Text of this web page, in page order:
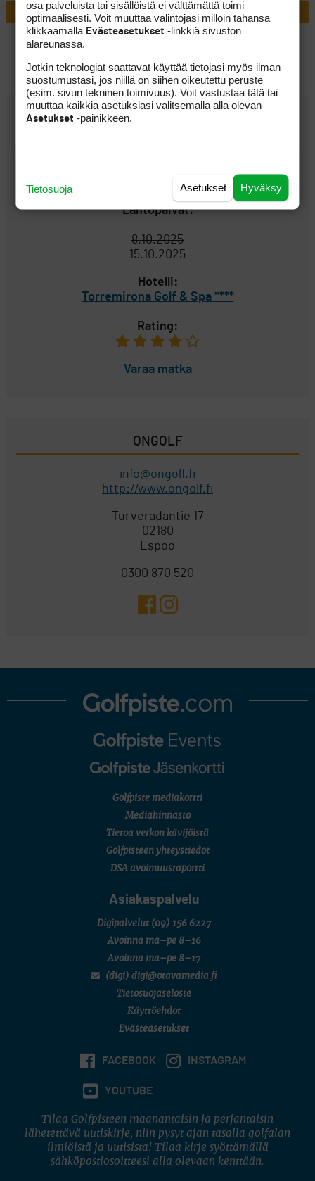
TAKAISIN HAKUUN
MATKAN PERUSTIEDOT
Lähtöpäivät:
8.10.2025
15.10.2025
Hotelli:
Torremirona Golf & Spa ****
Rating:
Varaa matka
ONGOLF
info@ongolf.fi
http://www.ongolf.fi
Turveradantie 17
02180
Espoo
0300 870 520
Golfpiste mediakortti
Mediahinnasto
Tietoa verkon kävijöistä
Golfpisteen yhteystiedot
DSA avoimuusraportti
Asiakaspalvelu
Digipalvelut (09) 156 6227
Avoinna ma–pe 8–16
Avoinna ma–pe 8–17
(digi) digi@otavamedia.fi
Tietosuojaseloste
Käyttöehdot
Evästeasetukset
FACEBOOK INSTAGRAM
YOUTUBE
Tilaa Golfpisteen maanantaisin ja perjantaisin
lähetettävä uutiskirje, niin pysyt ajan tasalla golfalan
ilmiöistä ja uutisista! Tilaa kirje syöttämällä
sähköpostiosoitteesi alla olevaan kenttään.
osa palveluista tai sisällöistä ei välttämättä toimi
optimaalisesti. Voit muuttaa valintojasi milloin tahansa
klikkaamalla Evästeasetukset -linkkiä sivuston
alareunassa.
Jotkin teknologiat saattavat käyttää tietojasi myös ilman
suostumustasi, jos niillä on siihen oikeutettu peruste
(esim. sivun tekninen toimivuus). Voit vastustaa tätä tai
muuttaa kaikkia asetuksiasi valitsemalla alla olevan
Asetukset -painikkeen.
Hyväksy
Asetukset
Tietosuoja